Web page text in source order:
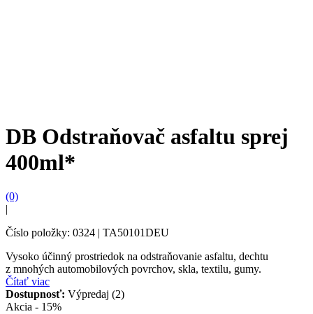
DB Odstraňovač asfaltu sprej
400ml*
(0)
|
Číslo položky: 0324 | TA50101DEU
Vysoko účinný prostriedok na odstraňovanie asfaltu, dechtu
z mnohých automobilových povrchov, skla, textilu, gumy.
Čítať viac
Dostupnosť: Výpredaj (2)
Akcia - 15%